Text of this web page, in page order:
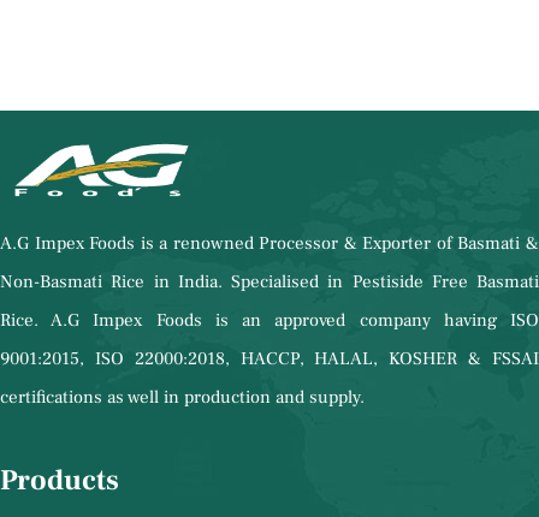
A.G Impex Foods is a renowned Processor & Exporter of Basmati &
Non-Basmati Rice in India. Specialised in Pestiside Free Basmati
Rice. A.G Impex Foods is an approved company having ISO
9001:2015, ISO 22000:2018, HACCP, HALAL, KOSHER & FSSAI
certifications as well in production and supply.
Products